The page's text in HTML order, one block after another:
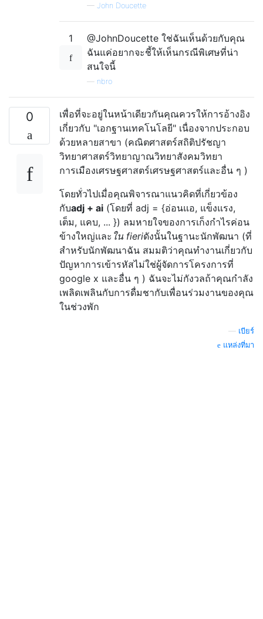
— John Doucette
1
@JohnDoucette ใช่ฉันเห็นด้วยกับคุณ
ฉันแค่อยากจะชี้ให้เห็นกรณีพิเศษที่น่า
สนใจนี้
nbro
0
เพื่อที่จะอยู่ในหน้าเดียวกันคุณควรให้การอ้างอิง
เกี่ยวกับ "เอกฐานเทคโนโลยี" เนื่องจากประกอบ
ด้วยหลายสาขา (คณิตศาสตร์สถิติปรัชญา
วิทยาศาสตร์วิทยาญาณวิทยาสังคมวิทยา
การเมืองเศรษฐศาสตร์เศรษฐศาสตร์และอื่น ๆ )
โดยทั่วไปเมื่อคุณพิจารณาแนวคิดที่เกี่ยวข้อง
กับadj + ai (โดยที่ adj = {อ่อนแอ, แข็งแรง,
เต็ม, แคบ, ... }) ลมหายใจของการเก็งกำไรค่อน
ข้างใหญ่และ ใน fieriดังนั้นในฐานะนักพัฒนา (ที่
สำหรับนักพัฒนาฉัน สมมติว่าคุณทำงานเกี่ยวกับ
ปัญหาการเข้ารหัสไม่ใช่ผู้จัดการโครงการที่
google x และอื่น ๆ ) ฉันจะไม่กังวลถ้าคุณกำลัง
เพลิดเพลินกับการดื่มชากับเพื่อนร่วมงานของคุณ
ในช่วงพัก
เบียร์
แหล่งที่มา